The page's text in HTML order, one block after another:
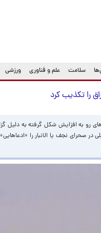
سلامت علم و فناوری ورزشی
را تکذیب کرد
رو به افزایش شکل گرفته به
در صحرای نجف یا الانبار را